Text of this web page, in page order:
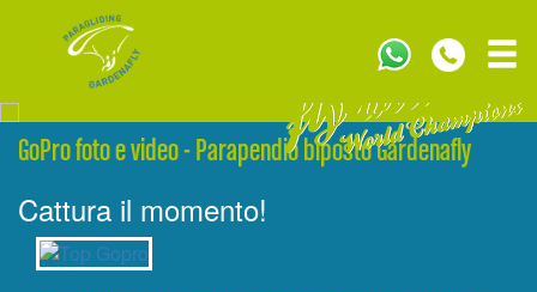
VOLA CON NOI
TEAM
VOLI ESTIVI
GoPro foto e video - Parapendio biposto Gardenafly
Cattura il momento!